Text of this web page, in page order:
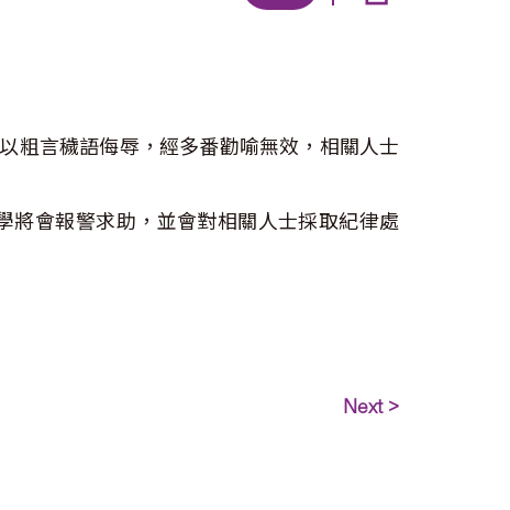
粗言穢語侮辱，經多番勸喻無效，相關人士
將會報警求助，並會對相關人士採取紀律處
Next >